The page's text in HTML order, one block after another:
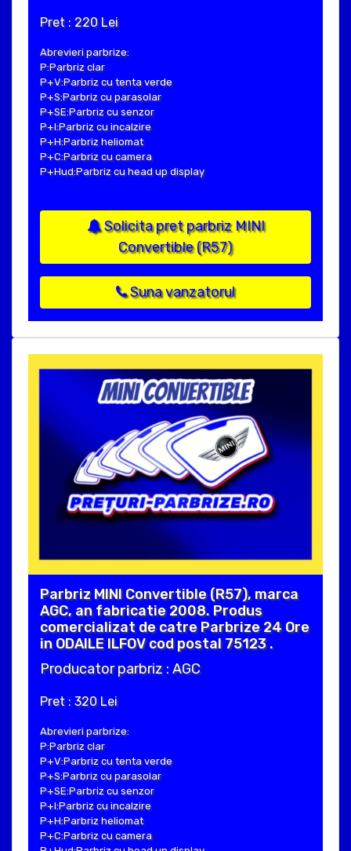
Pret : 220 Lei
Abrevieri parbrize:
P:Parbriz clar
P+V:Parbriz cu tenta verde
P+S:Parbriz cu parasolar
P+SE:Parbriz cu senzor
P+I:Parbriz cu incalzire
P+H:Parbriz heliomat
P+C:Parbriz cu camera
P+Hud:Parbriz cu head up display
Solicita pret parbriz MINI
Convertible (R57)
Suna vanzatorul
Parbriz MINI Convertible (R57), marca
AGC, an fabricatie 2008. Produs
comercializat de catre Parbrize 24 Ore
in ODAILE ILFOV cod postal 75123 .
Producator parbriz : AGC
Pret : 320 Lei
Abrevieri parbrize:
P:Parbriz clar
P+V:Parbriz cu tenta verde
P+S:Parbriz cu parasolar
P+SE:Parbriz cu senzor
P+I:Parbriz cu incalzire
P+H:Parbriz heliomat
P+C:Parbriz cu camera